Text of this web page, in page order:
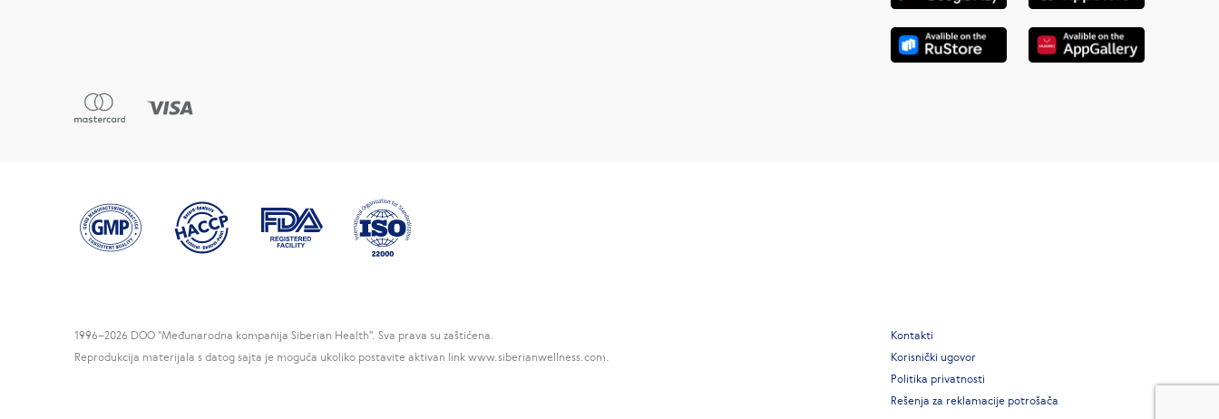
1996–2026 DOO "Međunarodna kompanija Siberian Health". Sva prava su zaštićena.
Reprodukcija materijala s datog sajta je moguća ukoliko postavite aktivan link www.siberianwellness.com.
Kontakti
Korisnički ugovor
Politika privatnosti
Rešenja za reklamacije potrošača